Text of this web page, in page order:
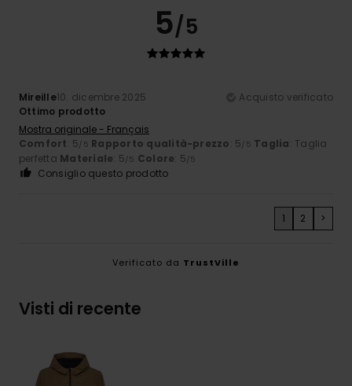
5/5
Mireille10. dicembre 2025
Acquisto verificato
Ottimo prodotto
Mostra originale - Français
Comfort: 5 /5 Rapporto qualità-prezzo: 5 /5 Taglia: Taglia
perfetta Materiale: 5 /5 Colore: 5 /5
Consiglio questo prodotto
1 2 >
Verificato da TrustVille
Visti di recente